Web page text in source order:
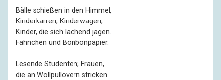
Bälle schießen in den Himmel,
Kinderkarren, Kinderwagen,
Kinder, die sich lachend jagen,
Fähnchen und Bonbonpapier.
Lesende Studenten; Frauen,
die an Wollpullovern stricken